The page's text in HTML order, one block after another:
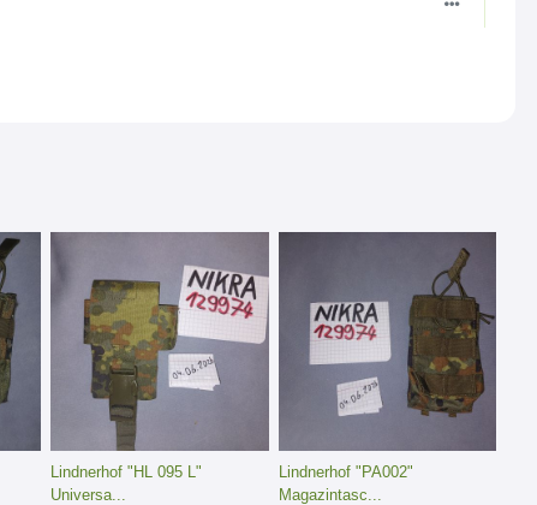
Lindnerhof "HL 095 L"
Universa...
Lindnerhof "PA002"
Magazintasc...